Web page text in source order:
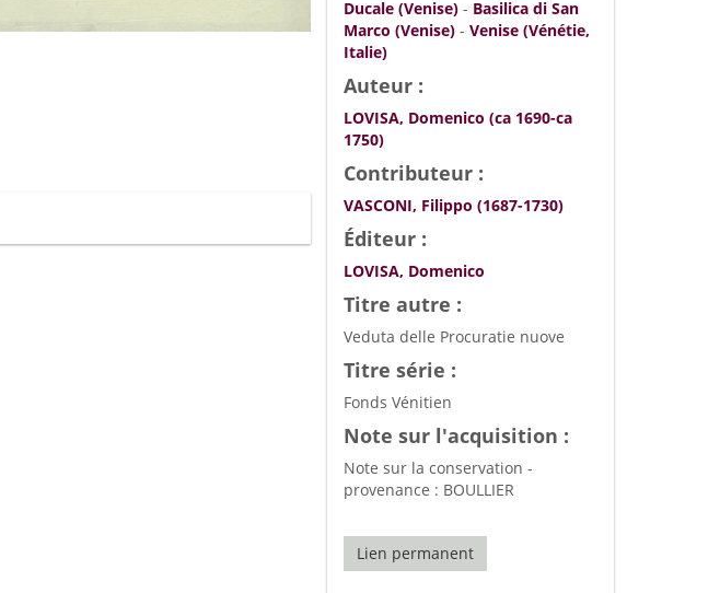
Ducale (Venise)- Basilica di San
Marco (Venise)- Venise (Vénétie,
Italie)
Auteur :
LOVISA, Domenico (ca 1690-ca
1750)
Contributeur :
VASCONI, Filippo (1687-1730)
Éditeur :
LOVISA, Domenico
Titre autre :
Veduta delle Procuratie nuove
Titre série :
Fonds Vénitien
Note sur l'acquisition :
Note sur la conservation -
provenance : BOULLIER
Lien permanent